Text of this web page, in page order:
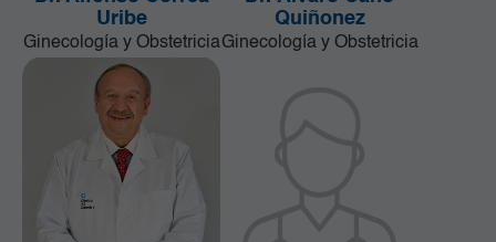
Uribe
Ginecología y Obstetricia
Quiñonez
Ginecología y Obstetricia